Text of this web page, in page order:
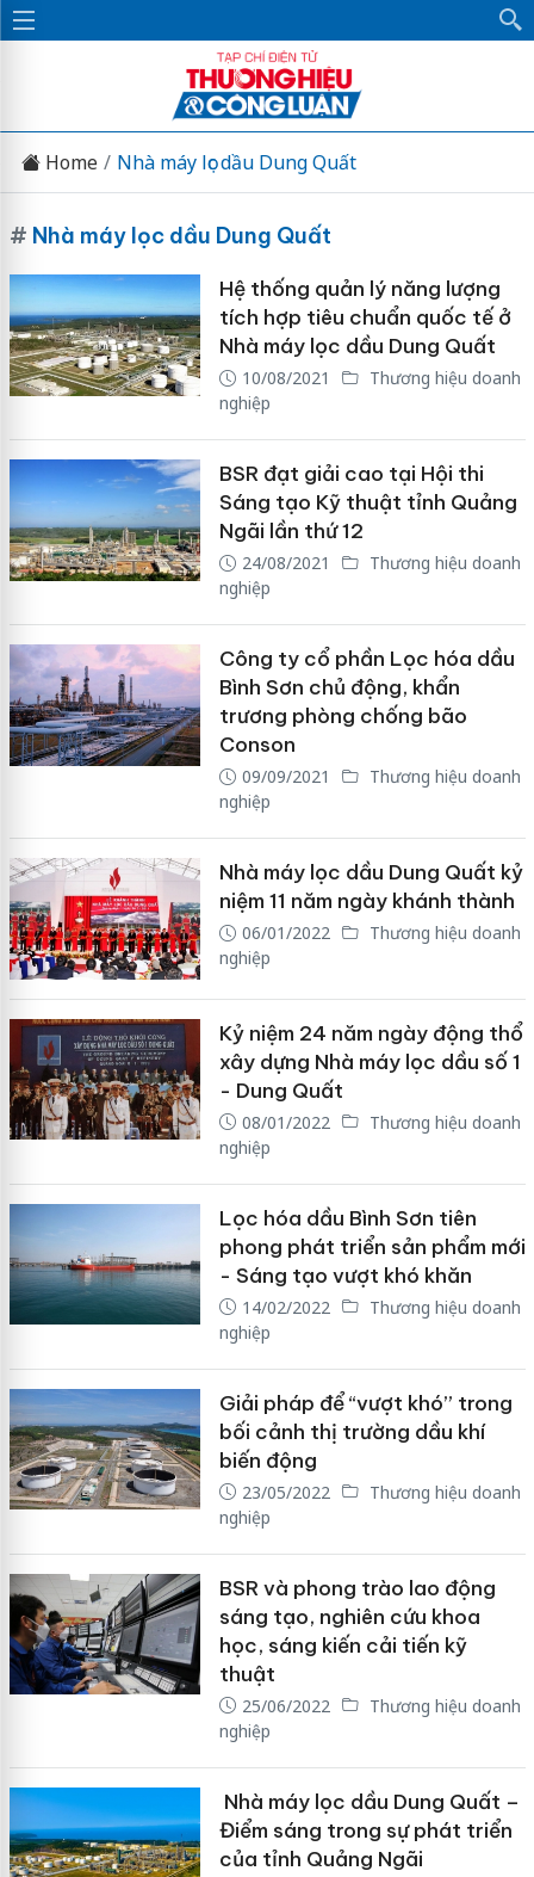
Home Nhà máy lọc dầu Dung Quất
# Nhà máy lọc dầu Dung Quất
Hệ thống quản lý năng lượng
tích hợp tiêu chuẩn quốc tế ở
Nhà máy lọc dầu Dung Quất
10/08/2021
Thương hiệu doanh
nghiệp
BSR đạt giải cao tại Hội thi
Sáng tạo Kỹ thuật tỉnh Quảng
Ngãi lần thứ 12
24/08/2021
Thương hiệu doanh
nghiệp
Công ty cổ phần Lọc hóa dầu
Bình Sơn chủ động, khẩn
trương phòng chống bão
Conson
09/09/2021
Thương hiệu doanh
nghiệp
Nhà máy lọc dầu Dung Quất kỷ
niệm 11 năm ngày khánh thành
06/01/2022
Thương hiệu doanh
nghiệp
Kỷ niệm 24 năm ngày động thổ
xây dựng Nhà máy lọc dầu số 1
- Dung Quất
08/01/2022
Thương hiệu doanh
nghiệp
Lọc hóa dầu Bình Sơn tiên
phong phát triển sản phẩm mới
- Sáng tạo vượt khó khăn
14/02/2022
Thương hiệu doanh
nghiệp
Giải pháp để “vượt khó” trong
bối cảnh thị trường dầu khí
biến động
23/05/2022
Thương hiệu doanh
nghiệp
BSR và phong trào lao động
sáng tạo, nghiên cứu khoa
học, sáng kiến cải tiến kỹ
thuật
25/06/2022
Thương hiệu doanh
nghiệp
Nhà máy lọc dầu Dung Quất –
Điểm sáng trong sự phát triển
của tỉnh Quảng Ngãi